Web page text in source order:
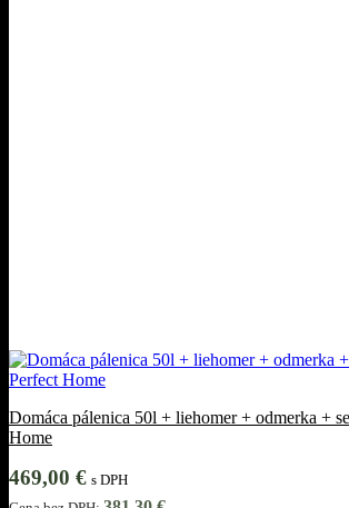
Domáca pálenica 50l + liehomer + odmerka +
Home
469,00 € s DPH